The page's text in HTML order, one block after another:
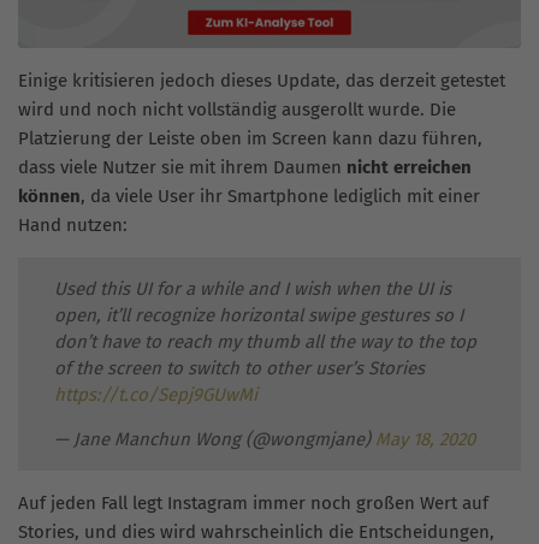
Einige kritisieren jedoch dieses Update, das derzeit getestet
wird und noch nicht vollständig ausgerollt wurde. Die
Platzierung der Leiste oben im Screen kann dazu führen,
dass viele Nutzer sie mit ihrem Daumen nicht erreichen
können, da viele User ihr Smartphone lediglich mit einer
Hand nutzen:
Used this UI for a while and I wish when the UI is
open, it’ll recognize horizontal swipe gestures so I
don’t have to reach my thumb all the way to the top
of the screen to switch to other user’s Stories
https://t.co/Sepj9GUwMi
— Jane Manchun Wong (@wongmjane) May 18, 2020
Auf jeden Fall legt Instagram immer noch großen Wert auf
Stories, und dies wird wahrscheinlich die Entscheidungen,